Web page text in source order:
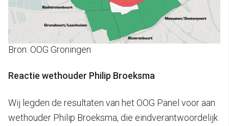
Bron: OOG Groningen
Reactie wethouder Philip Broeksma
Wij legden de resultaten van het OOG Panel voor aan
wethouder Philip Broeksma, die eindverantwoordelijk